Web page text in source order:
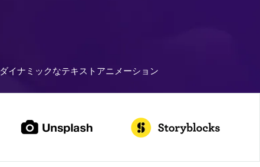
ダイナミックなテキストアニメーション